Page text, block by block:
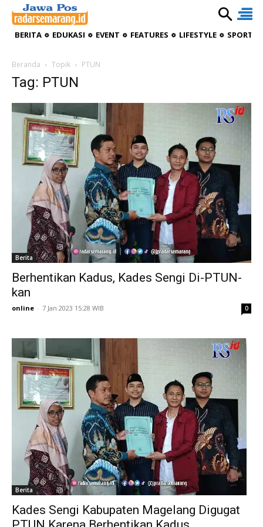
BERITA EDUKASI EVENT FEATURES LIFESTYLE
Beranda Topik PTUN
Tag: PTUN
Berita
Berhentikan Kadus, Kades Sengi Di-PTUN-
kan
online - 7 Jan 2023 15:28 WIB 0
Berita
Kades Sengi Kabupaten Magelang Digugat